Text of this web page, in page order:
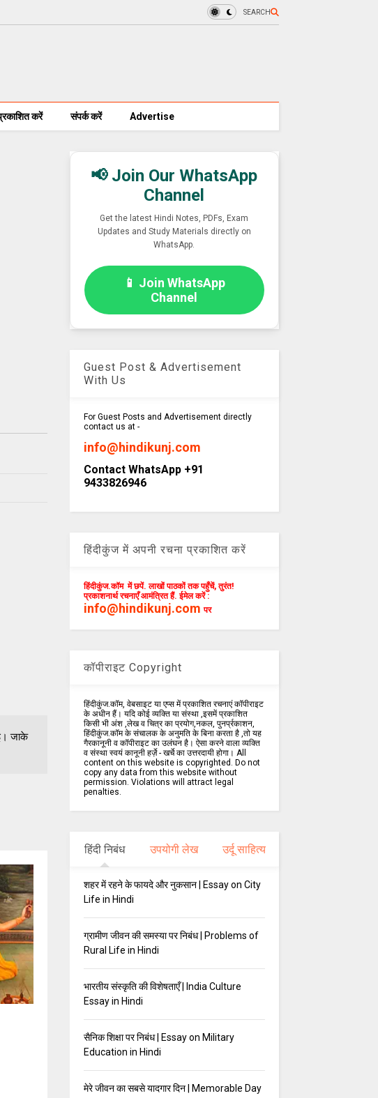
SEARCH
करें संपर्क करें Advertise
जाके
📢 Join Our WhatsApp
Channel
Get the latest Hindi Notes, PDFs, Exam
Updates and Study Materials directly on
WhatsApp.
📱 Join WhatsApp
Channel
Guest Post & Advertisement
With Us
For Guest Posts and Advertisement directly
contact us at -
info@hindikunj.com
Contact WhatsApp +91
9433826946
हिंदीकुंज में अपनी रचना प्रकाशित करें
हिंदीकुंज.कॉम में छपें. लाखों पाठकों तक पहुँचें, तुरंत!
प्रकाशनार्थ रचनाएँ आमंत्रित हैं. ईमेल करें :
info@hindikunj.com पर
कॉपीराइट Copyright
हिंदीकुंज.कॉम, वेबसाइट या एप्स में प्रकाशित रचनाएं कॉपीराइट
के अधीन हैं। यदि कोई व्यक्ति या संस्था ,इसमें प्रकाशित
किसी भी अंश ,लेख व चित्र का प्रयोग,नकल, पुनर्प्रकाशन,
हिंदीकुंज.कॉम के संचालक के अनुमति के बिना करता है ,तो यह
गैरकानूनी व कॉपीराइट का उलंघन है। ऐसा करने वाला व्यक्ति
व संस्था स्वयं कानूनी हर्ज़े - खर्चे का उत्तरदायी होगा। All
content on this website is copyrighted. Do not
copy any data from this website without
permission. Violations will attract legal
penalties.
हिंदी निबंध उपयोगी लेख उर्दू साहित्य
शहर में रहने के फायदे और नुकसान | Essay on City
Life in Hindi
ग्रामीण जीवन की समस्या पर निबंध | Problems of
Rural Life in Hindi
भारतीय संस्कृति की विशेषताएँ | India Culture
Essay in Hindi
सैनिक शिक्षा पर निबंध | Essay on Military
Education in Hindi
मेरे जीवन का सबसे यादगार दिन | Memorable Day